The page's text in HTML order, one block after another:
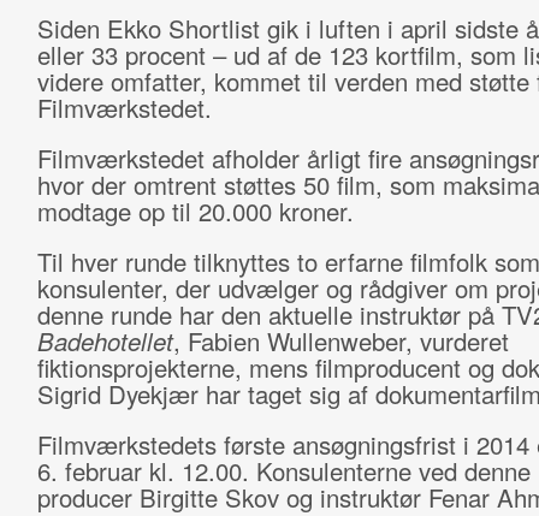
Siden Ekko Shortlist gik i luften i april sidste
eller 33 procent – ud af de 123 kortfilm, som
videre omfatter, kommet til verden med støtte
Filmværkstedet.
Filmværkstedet afholder årligt fire
hvor der omtrent støttes 50 film, som
modtage op til 20.000 kroner.
Til hver runde tilknyttes to erfarne filmfolk
konsulenter, der udvælger og rådgiver om
denne runde har den aktuelle instruktør på
Badehotellet, Fabien Wullenweber, vurderet
fiktionsprojekterne, mens filmproducent og
Sigrid Dyekjær har taget sig af
Filmværkstedets første ansøgningsfrist i 2014
6. februar kl. 12.00. Konsulenterne ved denne
producer Birgitte Skov og instruktør Fenar